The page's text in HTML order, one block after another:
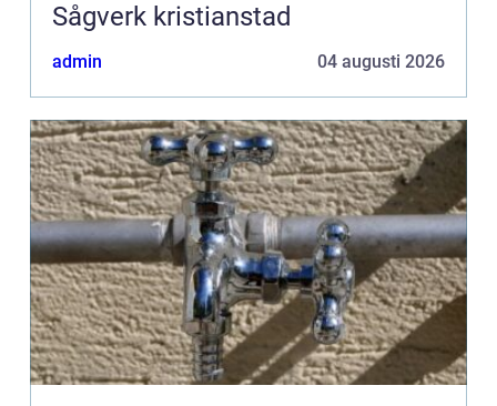
Sågverk kristianstad
admin 04 augusti 2026